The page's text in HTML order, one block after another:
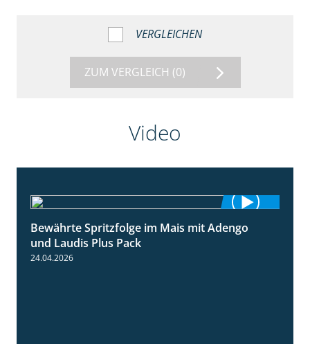
VERGLEICHEN
ZUM VERGLEICH (0)
Video
1:22
Bewährte Spritzfolge im Mais mit Adengo
und Laudis Plus Pack
24.04.2026